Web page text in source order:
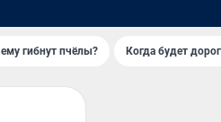
гибнут пчёлы? Когда будет